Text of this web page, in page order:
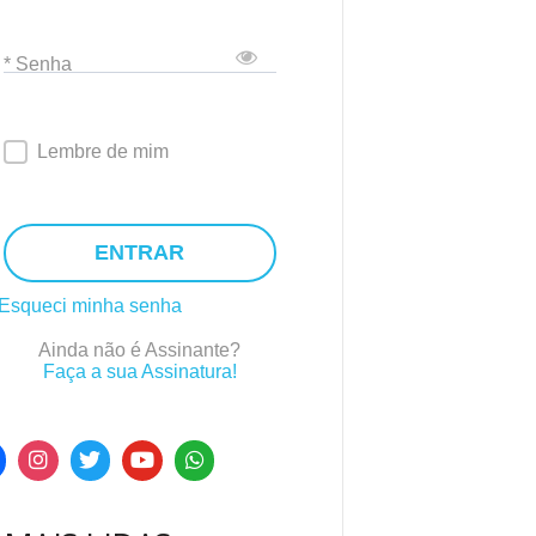
* Senha
Lembre de mim
ENTRAR
Esqueci minha senha
Ainda não é Assinante?
Faça a sua Assinatura!